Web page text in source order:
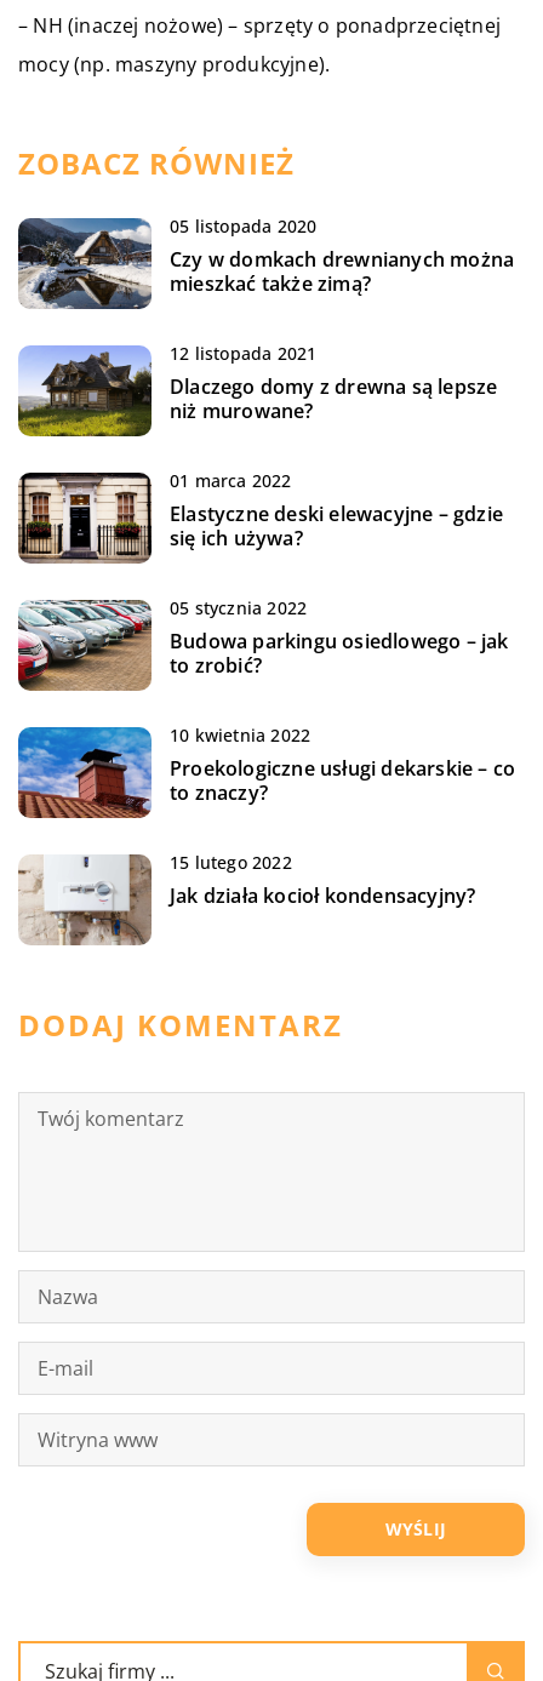
– NH (inaczej nożowe) – sprzęty o ponadprzeciętnej
mocy (np. maszyny produkcyjne).
ZOBACZ RÓWNIEŻ
05 listopada 2020
Czy w domkach drewnianych można
mieszkać także zimą?
12 listopada 2021
Dlaczego domy z drewna są lepsze
niż murowane?
01 marca 2022
Elastyczne deski elewacyjne – gdzie
się ich używa?
05 stycznia 2022
Budowa parkingu osiedlowego – jak
to zrobić?
10 kwietnia 2022
Proekologiczne usługi dekarskie – co
to znaczy?
15 lutego 2022
Jak działa kocioł kondensacyjny?
DODAJ KOMENTARZ